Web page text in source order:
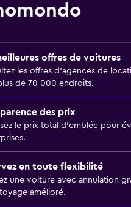
offres de voitures
les offres d’agences de
de 70 000 endroits.
des prix
le prix total d’emblée pour
en toute flexibilité
une voiture avec annulation
amélioré.